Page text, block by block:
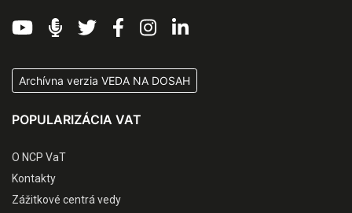
Archívna verzia VEDA NA DOSAH
POPULARIZÁCIA VAT
O NCP VaT
Kontakty
Zážitkové centrá vedy